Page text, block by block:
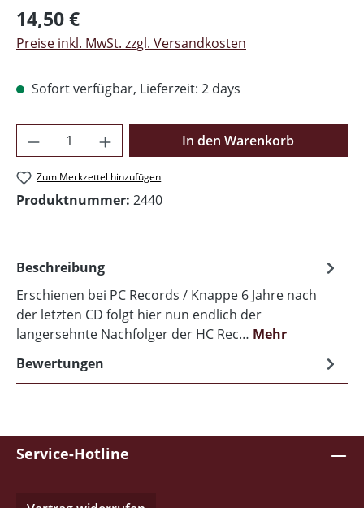
Regulärer Preis:
14,50 €
Preise inkl. MwSt. zzgl. Versandkosten
Sofort verfügbar, Lieferzeit: 2 days
Produkt Anzahl: Gib den gewünschten
In den Warenkorb
Zum Merkzettel hinzufügen
Produktnummer: 2440
Beschreibung
Erschienen bei PC Records / Knappe 6 Jahre nach
der letzten CD folgt hier nun endlich der
langersehnte Nachfolger der HC Rec… Mehr
Bewertungen
Service-Hotline